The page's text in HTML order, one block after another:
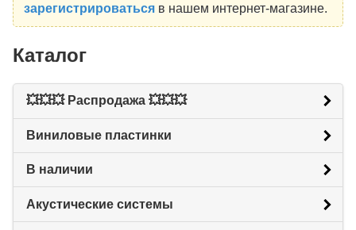
зарегистрироватьсяв нашем интернет-магазине.
Каталог
💥💥💥 Распродажа 💥💥💥
Виниловые пластинки
В наличии
Акустические системы